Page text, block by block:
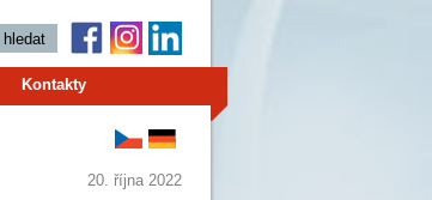
Kontakty
20. října 2022